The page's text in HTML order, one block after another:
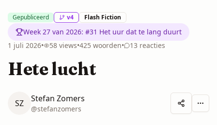
Gepubliceerd v4 Flash Fiction
Week 27 van 2026: #31 Het uur dat te lang duurt
1 juli 2026• 58 views•425 woorden• 13 reacties
Hete lucht
SZ Stefan Zomers
@stefanzomers